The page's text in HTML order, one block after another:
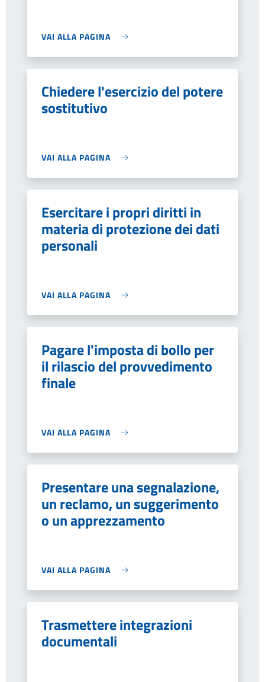
VAI ALLA PAGINA
Chiedere l'esercizio del potere
sostitutivo
VAI ALLA PAGINA
Esercitare i propri diritti in
materia di protezione dei dati
personali
VAI ALLA PAGINA
Pagare l'imposta di bollo per
il rilascio del provvedimento
finale
VAI ALLA PAGINA
Presentare una segnalazione,
un reclamo, un suggerimento
o un apprezzamento
VAI ALLA PAGINA
Trasmettere integrazioni
documentali